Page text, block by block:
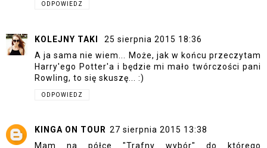
ODPOWIEDZ
KOLEJNY TAKI
25 sierpnia 2015 18:36
A ja sama nie wiem... Może, jak w końcu przeczytam
Harry'ego Potter'a i będzie mi mało twórczości pani
Rowling, to się skuszę... :)
ODPOWIEDZ
KINGA ON TOUR 27 sierpnia 2015 13:38
Mam na półce "Trafny wybór" do którego